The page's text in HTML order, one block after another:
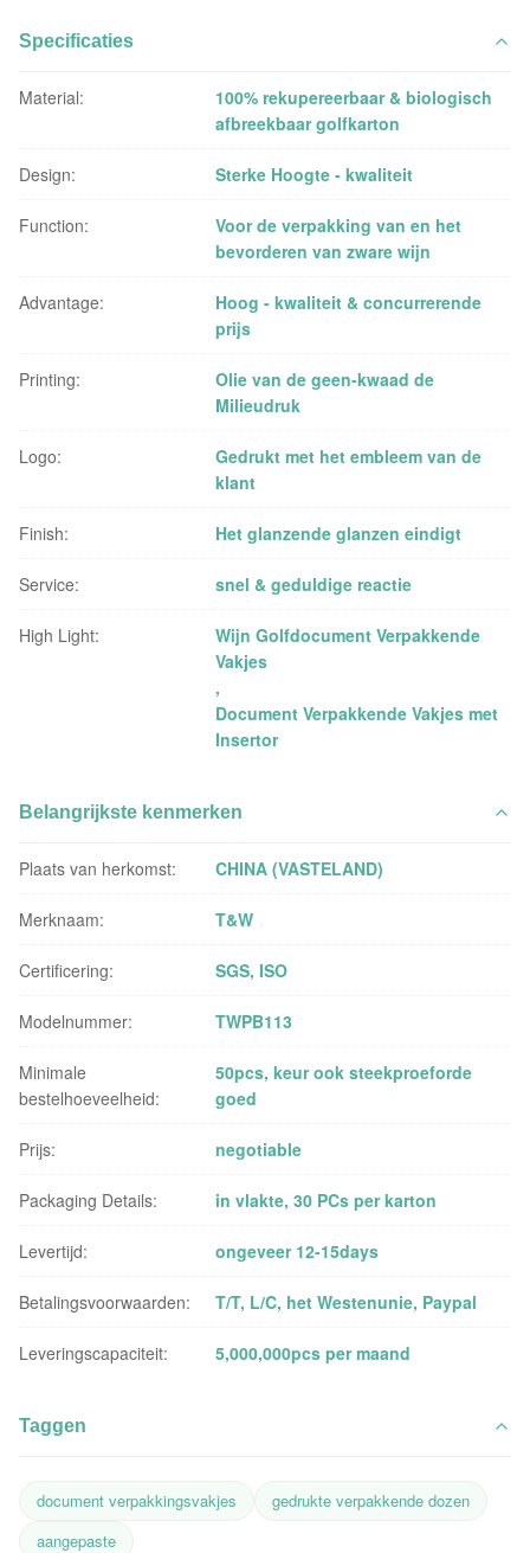
Specificaties
Material:
100% rekupereerbaar & biologisch
afbreekbaar golfkarton
Design: Sterke Hoogte - kwaliteit
Function:
Voor de verpakking van en het
bevorderen van zware wijn
Advantage:
Hoog - kwaliteit & concurrerende
prijs
Printing:
Olie van de geen-kwaad de
Milieudruk
Logo:
Gedrukt met het embleem van de
klant
Finish: Het glanzende glanzen eindigt
Service: snel & geduldige reactie
High Light:
Wijn Golfdocument Verpakkende
Vakjes
,
Document Verpakkende Vakjes met
Insertor
Belangrijkste kenmerken
Plaats van herkomst: CHINA (VASTELAND)
Merknaam: T&W
Certificering: SGS, ISO
Modelnummer: TWPB113
Minimale
bestelhoeveelheid:
50pcs, keur ook steekproeforde
goed
Prijs: negotiable
Packaging Details: in vlakte, 30 PCs per karton
Levertijd: ongeveer 12-15days
Betalingsvoorwaarden: T/T, L/C, het Westenunie, Paypal
Leveringscapaciteit: 5,000,000pcs per maand
Taggen
document verpakkingsvakjes
gedrukte verpakkende dozen
aangepaste